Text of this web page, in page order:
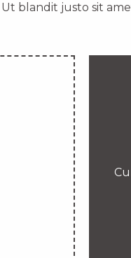
Ut blandit justo sit